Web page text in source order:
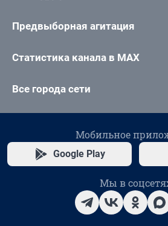
Предвыборная агитация
Статистика канала в MAX
Все города сети
Мобильное
Google Play
Мы в